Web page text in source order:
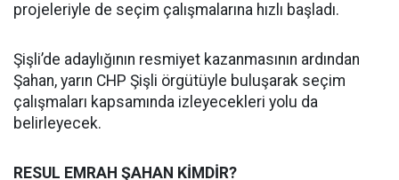
projeleriyle de seçim çalışmalarına hızlı başladı.
Şişli’de adaylığının resmiyet kazanmasının ardından
Şahan, yarın CHP Şişli örgütüyle buluşarak seçim
çalışmaları kapsamında izleyecekleri yolu da
belirleyecek.
RESUL EMRAH ŞAHAN KİMDİR?